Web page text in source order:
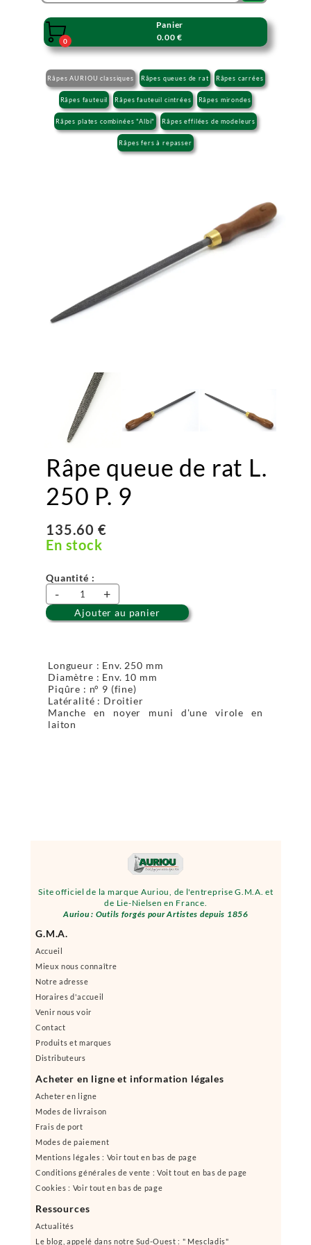
Site officiel de la marque Auriou, de l'entreprise G.M.A. et
de Lie-Nielsen en France.
Auriou : Outils forgés pour Artistes depuis 1856
G.M.A.
Accueil
Mieux nous connaître
Notre adresse
Horaires d'accueil
Venir nous voir
Contact
Produits et marques
Distributeurs
Acheter en ligne et information légales
Acheter en ligne
Modes de livraison
Frais de port
Modes de paiement
Mentions légales : Voir tout en bas de page
Conditions générales de vente : Voit tout en bas de page
Cookies : Voir tout en bas de page
Ressources
Actualités
Le blog, appelé dans notre Sud-Ouest : " Mescladis"

0
Panier
0.00 €
Râpes AURIOU classiques Râpes queues de rat Râpes carrées
Râpes fauteuil Râpes fauteuil cintrées Râpes mirondes
Râpes plates combinées "Albi" Râpes effilées de modeleurs
Râpes fers à repasser
Râpe queue de rat L.
250 P. 9
135.60 €
En stock
Quantité :
- +
Ajouter au panier
Longueur : Env. 250 mm
Diamètre : Env. 10 mm
Piqûre : n° 9 (fine)
Latéralité : Droitier
Manche en noyer muni d'une virole en
laiton